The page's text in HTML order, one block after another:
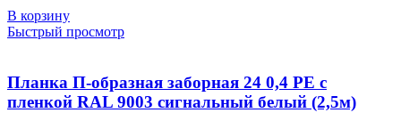
В корзину
Быстрый просмотр
Планка П-образная заборная 24 0,4 PE с
пленкой RAL 9003 сигнальный белый (2,5м)